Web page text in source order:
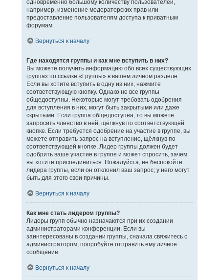
одновременно большому количеству пользователей,
например, изменение модераторских прав или
предоставление пользователям доступа к приватным
форумам.
Вернуться к началу
Где находятся группы и как мне вступить в них?
Вы можете получить информацию обо всех существующих
группах по ссылке «Группы» в вашем личном разделе.
Если вы хотите вступить в одну из них, нажмите
соответствующую кнопку. Однако не все группы
общедоступны. Некоторые могут требовать одобрения
для вступления в них, могут быть закрытыми или даже
скрытыми. Если группа общедоступна, то вы можете
запросить членство в ней, щёлкнув по соответствующей
кнопке. Если требуется одобрение на участие в группе, вы
можете отправить запрос на вступление, щёлкнув по
соответствующей кнопке. Лидер группы должен будет
одобрить ваше участие в группе и может спросить, зачем
вы хотите присоединиться. Пожалуйста, не беспокойте
лидера группы, если он отклонил ваш запрос; у него могут
быть для этого свои причины.
Вернуться к началу
Как мне стать лидером группы?
Лидеры групп обычно назначаются при их создании
администраторами конференции. Если вы
заинтересованы в создании группы, сначала свяжитесь с
администратором; попробуйте отправить ему личное
сообщение.
Вернуться к началу